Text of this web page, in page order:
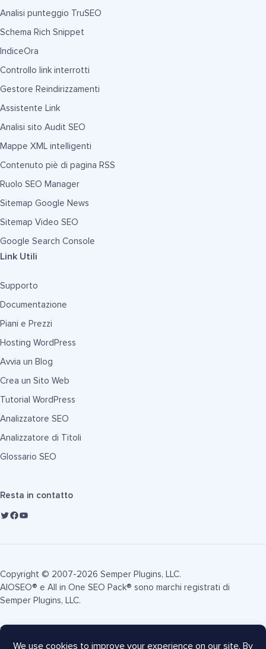
Analisi punteggio TruSEO
Schema Rich Snippet
IndiceOra
Controllo link interrotti
Gestore Reindirizzamenti
Assistente Link
Analisi sito Audit SEO
Mappe XML intelligenti
Contenuto piè di pagina RSS
Ruolo SEO Manager
Sitemap Google News
Sitemap Video SEO
Google Search Console
Link Utili
Supporto
Documentazione
Piani e Prezzi
Hosting WordPress
Avvia un Blog
Crea un Sito Web
Tutorial WordPress
Analizzatore SEO
Analizzatore di Titoli
Glossario SEO
Resta in contatto
Copyright © 2007-2026 Semper Plugins, LLC.
AIOSEO® e All in One SEO Pack® sono marchi registrati di
Semper Plugins, LLC.
Termini di Servizio
Mappa del sito
Coupon AIOSEO